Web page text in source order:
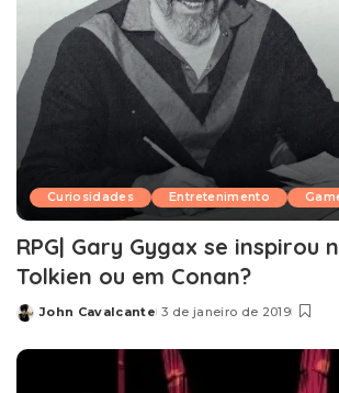
Curiosidades Entretenimento
RPG| Gary Gygax se inspirou
Tolkien ou em Conan?
Posted
John Cavalcante 3 de janeiro de 2019